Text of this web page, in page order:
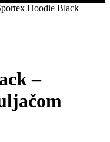
Hoodie Black –
–